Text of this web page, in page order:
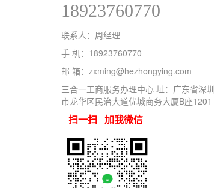
18923760770
联系人：周经理
手 机：18923760770
邮 箱：zxming@hezhongying.com
三合一工商服务办理中心 址：广东省深圳
市龙华区民治大道优城商务大厦B座1201
扫一扫 加我微信